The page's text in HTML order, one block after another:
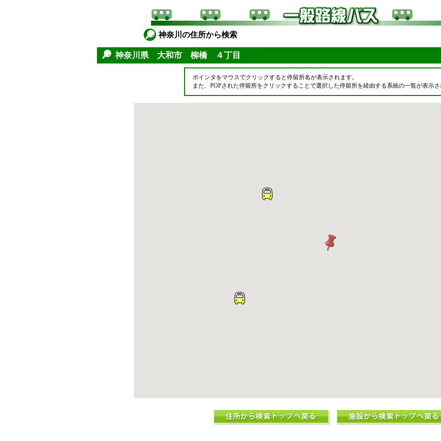
神奈川の住所から検索
神奈川県 大和市 柳橋 ４丁目
ポインタをマウスでクリックすると停留所名が表示されます。
また、POPされた停留所をクリックすることで選択した停留所を経由する系統の一覧が表示